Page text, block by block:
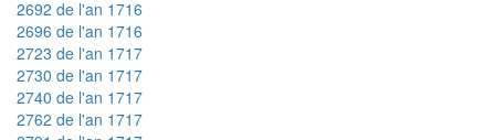
2692 de l'an 1716
2696 de l'an 1716
2723 de l'an 1717
2730 de l'an 1717
2740 de l'an 1717
2762 de l'an 1717